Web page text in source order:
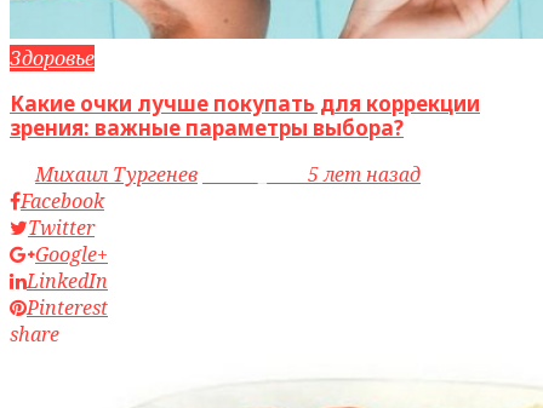
Здоровье
Какие очки лучше покупать для коррекции
зрения: важные параметры выбора?
byМихаил Тургенев
5 лет назад
Facebook
Twitter
Google+
LinkedIn
Pinterest
share